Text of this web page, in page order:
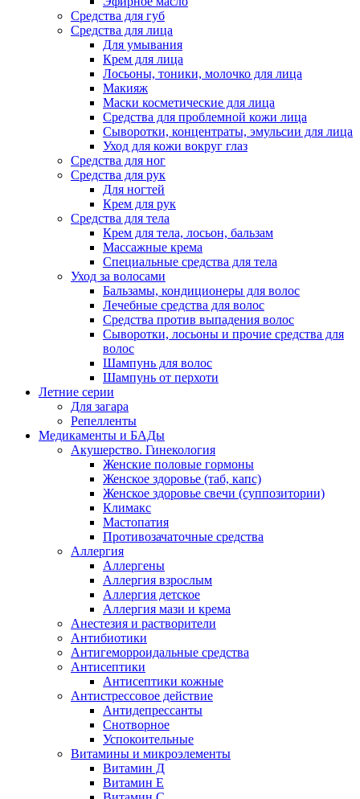
Средства для губ
Средства для лица
Для умывания
Крем для лица
Лосьоны, тоники, молочко для лица
Макияж
Маски косметические для лица
Средства для проблемной кожи лица
Сыворотки, концентраты, эмульсии для лица
Уход для кожи вокруг глаз
Средства для ног
Средства для рук
Для ногтей
Крем для рук
Средства для тела
Крем для тела, лосьон, бальзам
Массажные крема
Специальные средства для тела
Уход за волосами
Бальзамы, кондиционеры для волос
Лечебные средства для волос
Средства против выпадения волос
Сыворотки, лосьоны и прочие средства для
волос
Шампунь для волос
Шампунь от перхоти
Летние серии
Для загара
Репелленты
Медикаменты и БАДы
Акушерство. Гинекология
Женские половые гормоны
Женское здоровье (таб, капс)
Женское здоровье свечи (суппозитории)
Климакс
Мастопатия
Противозачаточные средства
Аллергия
Аллергены
Аллергия взрослым
Аллергия детское
Аллергия мази и крема
Анестезия и растворители
Антибиотики
Антигеморроидальные средства
Антисептики
Антисептики кожные
Антистрессовое действие
Антидепрессанты
Снотворное
Успокоительные
Витамины и микроэлементы
Витамин Д
Витамин Е